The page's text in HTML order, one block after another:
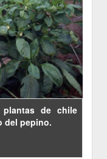
plantas de chile
del pepino.